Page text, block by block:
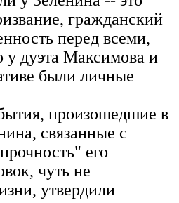
гражданский
перед всеми,
у дуэта Максимова и
были личные
произошедшие в
связанные с
его
чуть не
утвердили